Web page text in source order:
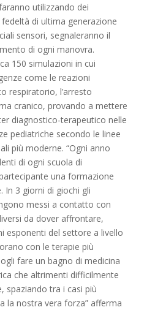
utilizzando dei
di ultima generazione
sensori, segnaleranno il
di ogni manovra.
150 simulazioni in cui
come le reazioni
respiratorio, l’arresto
cranico, provando a mettere
diagnostico-terapeutico nelle
pediatriche secondo le linee
più moderne. “Ogni anno
di ogni scuola di
una formazione
In 3 giorni di giochi gli
messi a contatto con
da dover affrontare,
esponenti del settore a livello
con le terapie più
fare un bagno di medicina
che altrimenti difficilmente
spaziando tra i casi più
la nostra vera forza” afferma